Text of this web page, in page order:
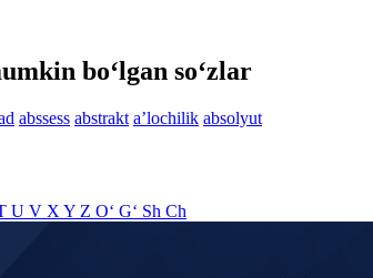
bo‘lgan so‘zlar
abssess abstrakt aʼlochilik absolyut
U V XY Z O‘ G‘ Sh Ch